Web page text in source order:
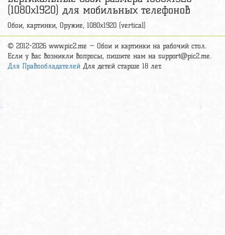
(1080х1920) для мобильных телефонов
Обои, картинки, Оружие, 1080x1920 (vertical)
© 2012-2026 www.pic2.me — Обои и картинки на рабочий стол.
Если у вас возникли вопросы, пишите нам на support@pic2.me.
Для Правообладателей Для детей старше 18 лет.